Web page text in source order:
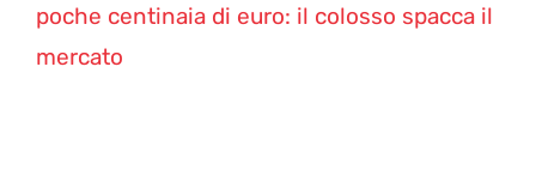
poche centinaia di euro: il colosso spacca il
mercato